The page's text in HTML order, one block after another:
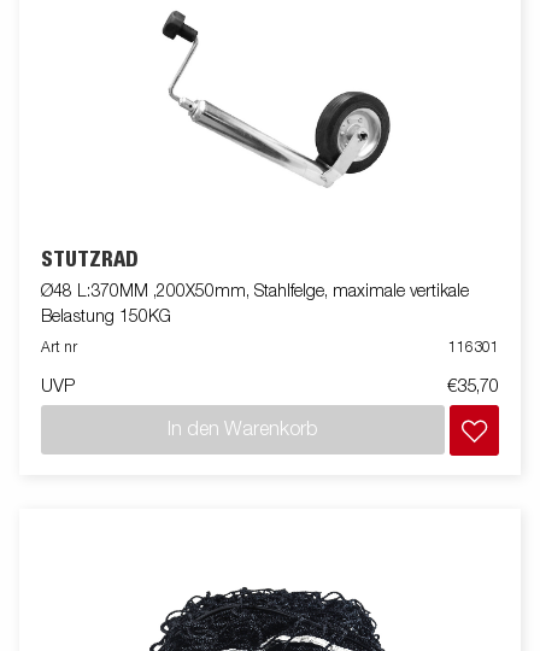
STÜTZRAD
Ø48 L:370MM ,200X50mm, Stahlfelge, maximale vertikale
Belastung 150KG
Art nr 116301
UVP €35,70
In den Warenkorb